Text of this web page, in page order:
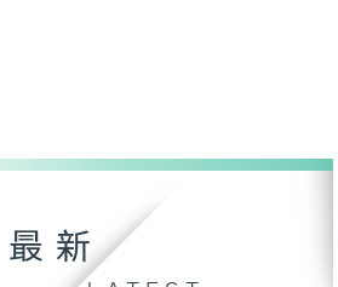
最新